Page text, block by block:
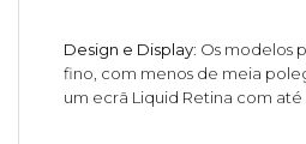
Design e Display: Os modelos
fino, com menos de meia
um ecrã Liquid Retina com até